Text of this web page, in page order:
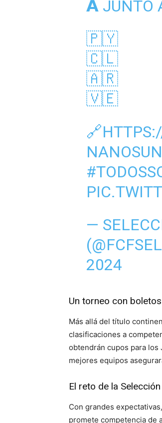
𝗔 JUNTO
🇵🇾
🇨🇱
🇦🇷
🇻🇪
🔗
—
2024
Un torneo con
Más allá del título
clasificaciones a
obtendrán cupos para los
mejores equipos
El reto de la
Con grandes
promete competencia de